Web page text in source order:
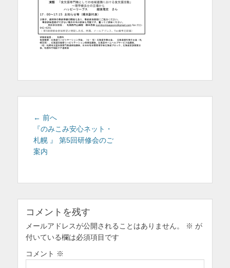
投
稿
ナ
ビ
ン
← 前へ
の
投
『のみこみ安心ネット・
札幌 』 第5回研修会のご
案内
コメントを残す
メールアドレスが公開されることはありません。 ※ が
付いている欄は必須項目です
コメント ※